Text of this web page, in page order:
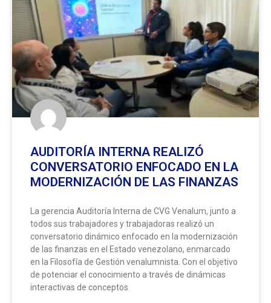
AUDITORÍA INTERNA REALIZÓ
CONVERSATORIO ENFOCADO EN LA
MODERNIZACIÓN DE LAS FINANZAS
La gerencia Auditoría Interna de CVG Venalum, junto a
todos sus trabajadores y trabajadoras realizó un
conversatorio dinámico enfocado en la modernización
de las finanzas en el Estado venezolano, enmarcado
en la Filosofía de Gestión venalumnista. Con el objetivo
de potenciar el conocimiento a través de dinámicas
interactivas de conceptos